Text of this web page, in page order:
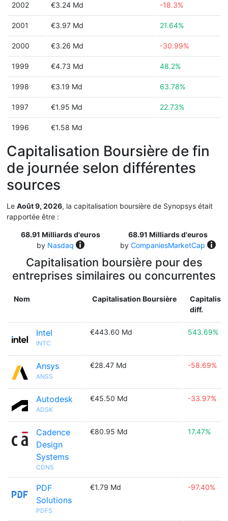
2002 €3.24 Md -18.3%
2001 €3.97 Md 21.64%
2000 €3.26 Md -30.99%
1999 €4.73 Md 48.2%
1998 €3.19 Md 63.78%
1997 €1.95 Md 22.73%
1996 €1.58 Md
Capitalisation Boursière de fin
de journée selon différentes
sources
Le Août 9, 2026, la capitalisation boursière de Synopsys était
rapportée être :
68.91 Milliards d'euros
by Nasdaq
68.91 Milliards d'euros
by CompaniesMarketCap
Capitalisation boursière pour des
entreprises similaires ou concurrentes
Nom Capitalisation Boursière
diff.
Intel
INTC
€443.60 Md 543.69%
Ansys
ANSS
€28.47 Md -58.69%
Autodesk
ADSK
€45.50 Md -33.97%
Cadence
Design
Systems
CDNS
€80.95 Md 17.47%
PDF
Solutions
PDFS
€1.79 Md -97.40%